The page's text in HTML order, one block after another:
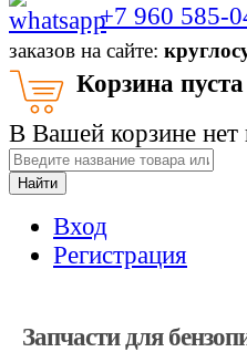
+7 960 585-
заказов на сайте:
Корзина пуста
В Вашей корзине нет
Найти
Вход
Регистрация
Запчасти для